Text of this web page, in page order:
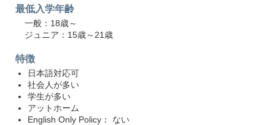
最低入学年齢
一般：18歳～
ジュニア：15歳～21歳
特徴
日本語対応可
社会人が多い
学生が多い
アットホーム
English Only Policy： ない